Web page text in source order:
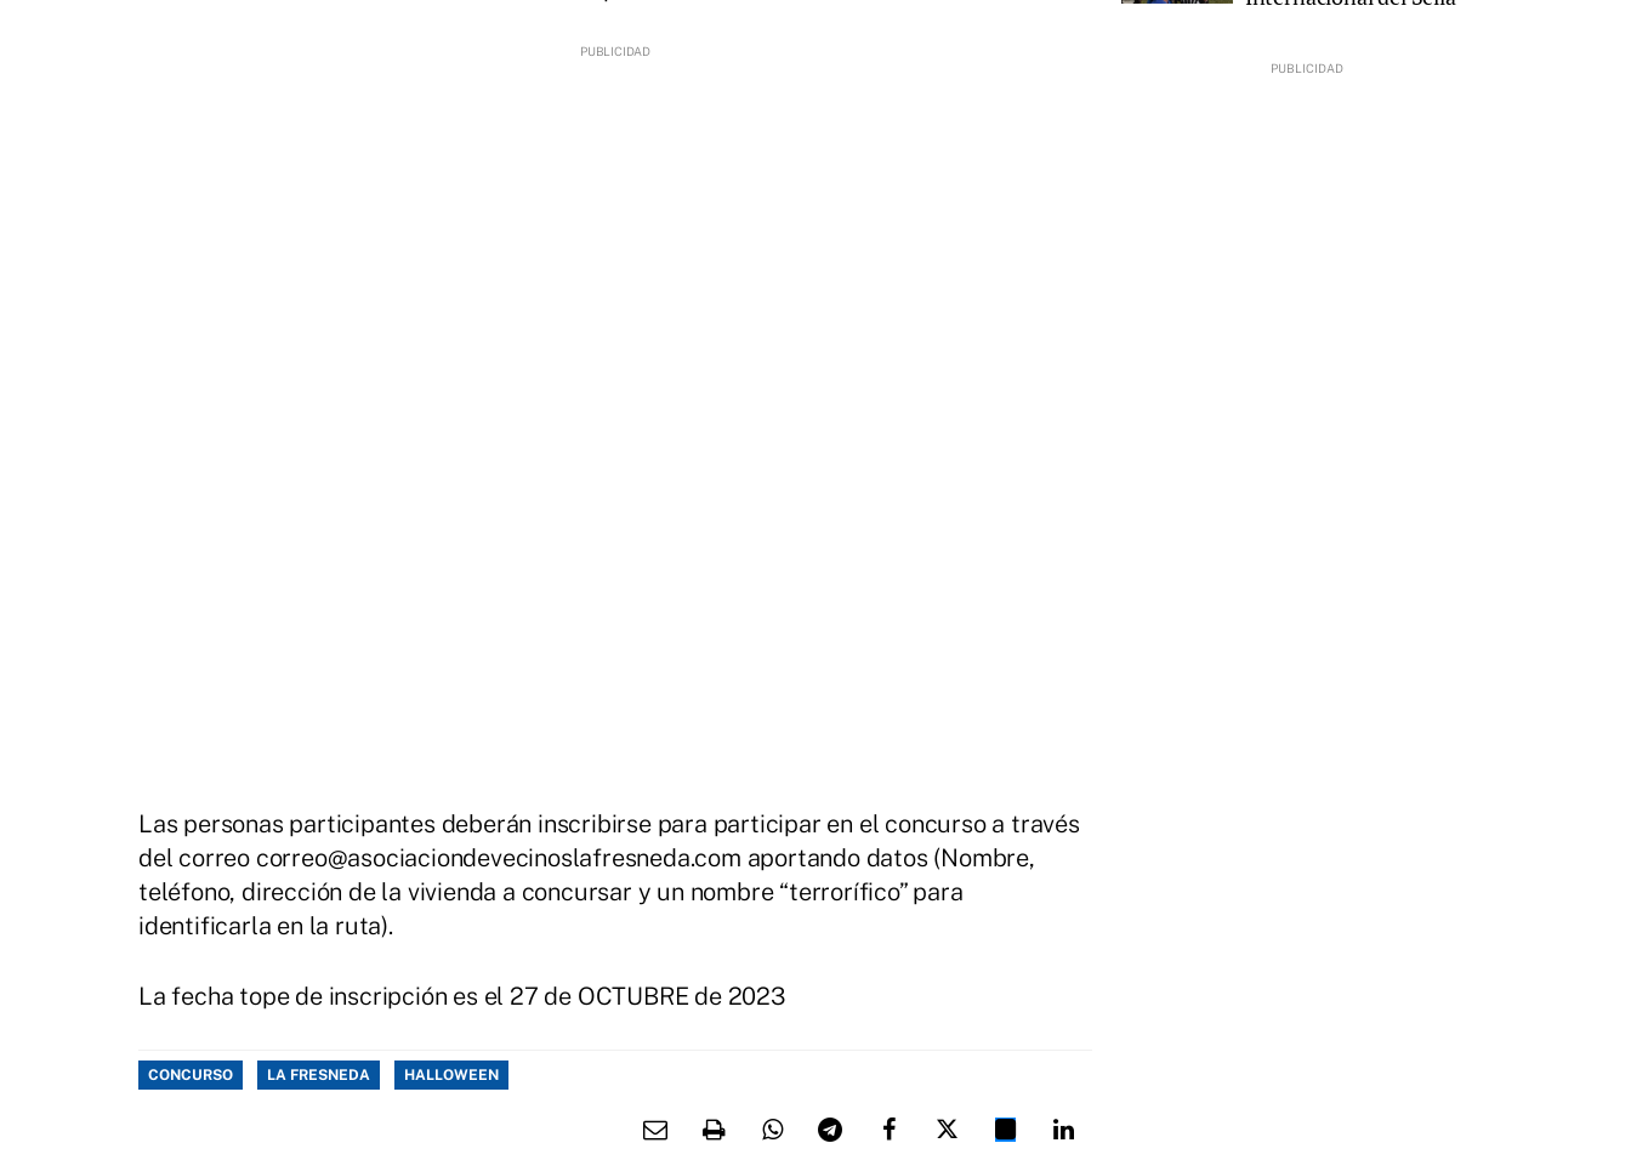
Las personas participantes deberán inscribirse para participar en el concurso a través
del correo correo@asociaciondevecinoslafresneda.com aportando datos (Nombre,
teléfono, dirección de la vivienda a concursar y un nombre “terrorífico” para
identificarla en la ruta).
La fecha tope de inscripción es el 27 de OCTUBRE de 2023
CONCURSO LA FRESNEDA HALLOWEEN